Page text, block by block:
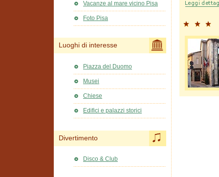
Vacanze al mare vicino Pisa
Foto Pisa
Luoghi di interesse
Piazza del Duomo
Musei
Chiese
Edifici e palazzi storici
Divertimento
Disco & Club